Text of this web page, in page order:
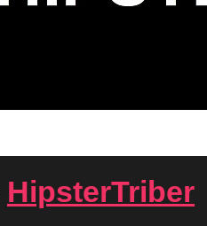
HipsterTriber